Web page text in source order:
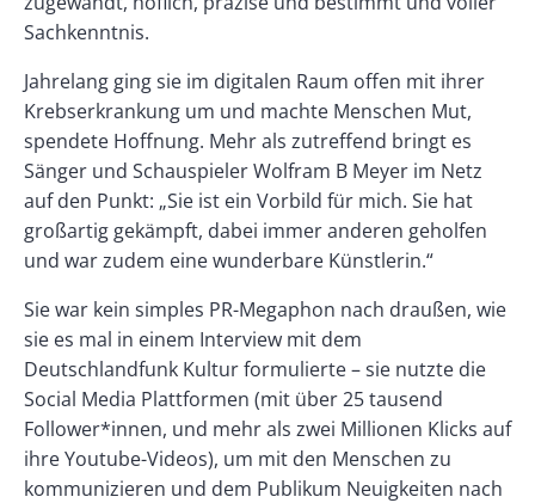
Sachkenntnis.
Jahrelang ging sie im digitalen Raum offen mit ihrer
Krebserkrankung um und machte Menschen Mut,
spendete Hoffnung. Mehr als zutreffend bringt es
Sänger und Schauspieler Wolfram B Meyer im Netz
auf den Punkt: „Sie ist ein Vorbild für mich. Sie hat
großartig gekämpft, dabei immer anderen geholfen
und war zudem eine wunderbare Künstlerin.“
Sie war kein simples PR-Megaphon nach draußen, wie
sie es mal in einem Interview mit dem
Deutschlandfunk Kultur formulierte – sie nutzte die
Social Media Plattformen (mit über 25 tausend
Follower*innen, und mehr als zwei Millionen Klicks auf
ihre Youtube-Videos), um mit den Menschen zu
kommunizieren und dem Publikum Neuigkeiten nach